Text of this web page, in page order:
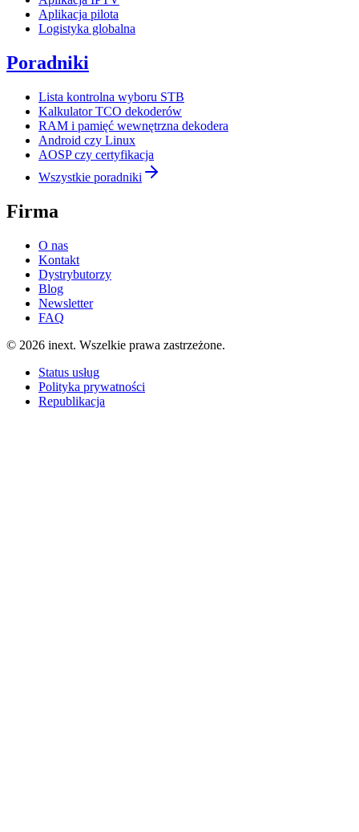
Aplikacja pilota
Logistyka globalna
Poradniki
Lista kontrolna wyboru STB
Kalkulator TCO dekoderów
RAM i pamięć wewnętrzna dekodera
Android czy Linux
AOSP czy certyfikacja
Wszystkie poradniki
Firma
O nas
Kontakt
Dystrybutorzy
Blog
Newsletter
FAQ
© 2026 inext. Wszelkie prawa zastrzeżone.
Status usług
Polityka prywatności
Republikacja